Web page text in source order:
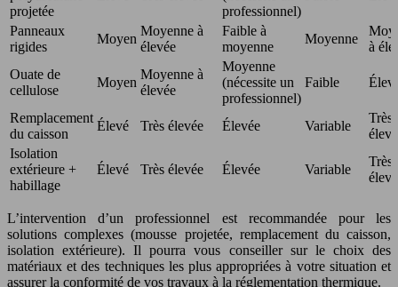
projetée
professionnel)
Panneaux
rigides
Moyen
Moyenne à
élevée
Faible à
moyenne
Moyenne
à
Ouate de
cellulose
Moyen
Moyenne à
élevée
Moyenne
(nécessite un
professionnel)
Faible
Remplacement
du caisson
Élevé Très élevée Élevée Variable
Très
Isolation
extérieure +
habillage
Élevé Très élevée Élevée Variable
Très
L’intervention d’un professionnel est recommandée pour les
solutions complexes (mousse projetée, remplacement du caisson,
isolation extérieure). Il pourra vous conseiller sur le choix des
matériaux et des techniques les plus appropriées à votre situation et
assurer la conformité de vos travaux à la réglementation thermique.